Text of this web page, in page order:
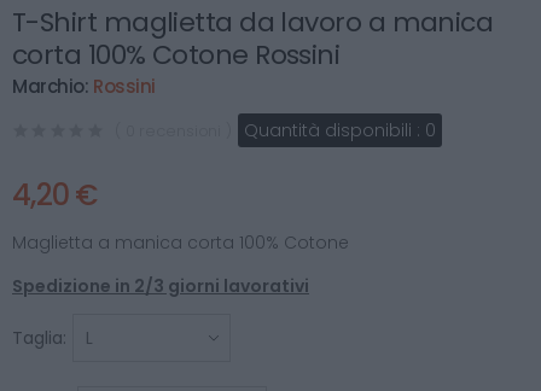
T-Shirt maglietta da lavoro a manica
corta 100% Cotone Rossini
Marchio: Rossini
Quantità disponibili : 0
4,20 €
Maglietta a manica corta 100% Cotone
Spedizione in 2/3 giorni lavorativi
Taglia: